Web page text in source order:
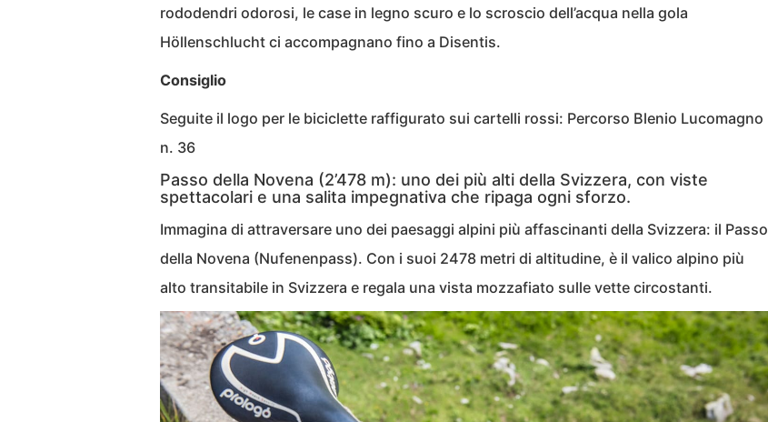
rododendri odorosi, le case in legno scuro e lo scroscio dell’acqua nella gola
Höllenschlucht ci accompagnano fino a Disentis.
Consiglio
Seguite il logo per le biciclette raffigurato sui cartelli rossi: Percorso Blenio Lucomagno
n. 36
Passo della Novena (2’478 m): uno dei più alti della Svizzera, con viste
spettacolari e una salita impegnativa che ripaga ogni sforzo.
Immagina di attraversare uno dei paesaggi alpini più affascinanti della Svizzera: il Passo
della Novena (Nufenenpass). Con i suoi 2478 metri di altitudine, è il valico alpino più
alto transitabile in Svizzera e regala una vista mozzafiato sulle vette circostanti.